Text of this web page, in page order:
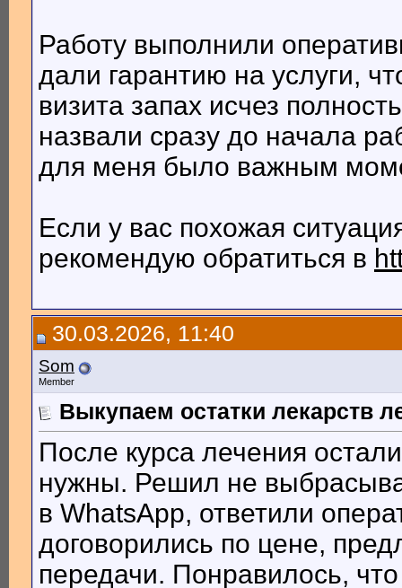
Работу выполнили
дали гарантию на услуги,
визита запах исчез
назвали сразу до начала
для меня было важным
Если у вас похожая
рекомендую обратиться в
30.03.2026, 11:40
Som
Member
Выкупаем остатки лекарств
После курса лечения
нужны. Решил не
в WhatsApp, ответили
договорились по цене,
передачи. Понравилось,